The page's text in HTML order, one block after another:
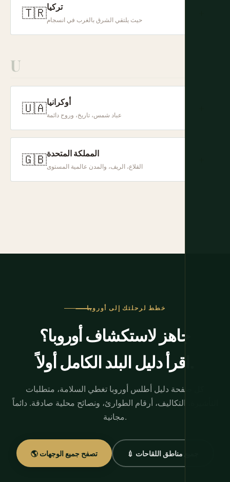
🇹🇷تركيا
حيث يلتقي الشرق بالغرب في انسجام
U
🇺🇦أوكرانيا
عباد شمس، تاريخ، وروح دائمة
🇬🇧المملكة المتحدة
القلاع، الريف، والمدن عالمية المستوى
خطط لرحلتك إلى أوروبا
جاهز لاستكشاف أوروبا؟
كل صفحة دليل أطلس أوروبا تغطي السلامة، متطلبات
التأشيرة، التكاليف، أرقام الطوارئ، ونصائح محلية صادقة. دائماً
مجانية.
🌎 تصفح جميع الوجهات 💉 جميع مناطق اللقاحات